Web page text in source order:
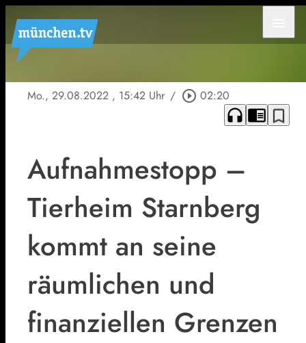
Mo., 29.08.2022 , 15:42 Uhr / play_circle_outline 02:20
headphones chrome_reader_mode bookmark_border
Aufnahmestopp –
Tierheim Starnberg
kommt an seine
räumlichen und
finanziellen Grenzen